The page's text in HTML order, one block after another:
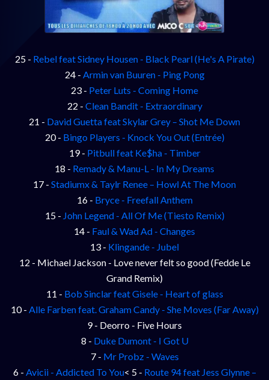
25 - Rebel feat Sidney Housen - Black Pearl (He's A Pirate)
24 - Armin van Buuren - Ping Pong
23 - Peter Luts - Coming Home
22 - Clean Bandit - Extraordinary
21 - David Guetta feat Skylar Grey – Shot Me Down
20 - Bingo Players - Knock You Out (Entrée)
19 - Pitbull feat Ke$ha - Timber
18 - Remady & Manu-L - In My Dreams
17 - Stadiumx & Taylr Renee – Howl At The Moon
16 - Bryce - Freefall Anthem
15 - John Legend - All Of Me (Tiesto Remix)
14 - Faul & Wad Ad - Changes
13 - Klingande - Jubel
12 - Michael Jackson - Love never felt so good (Fedde Le
Grand Remix)
11 - Bob Sinclar feat Gisele - Heart of glass
10 - Alle Farben feat. Graham Candy - She Moves (Far Away)
9 - Deorro - Five Hours
8 - Duke Dumont - I Got U
7 - Mr Probz - Waves
6 - Avicii - Addicted To You< 5 - Route 94 feat Jess Glynne –